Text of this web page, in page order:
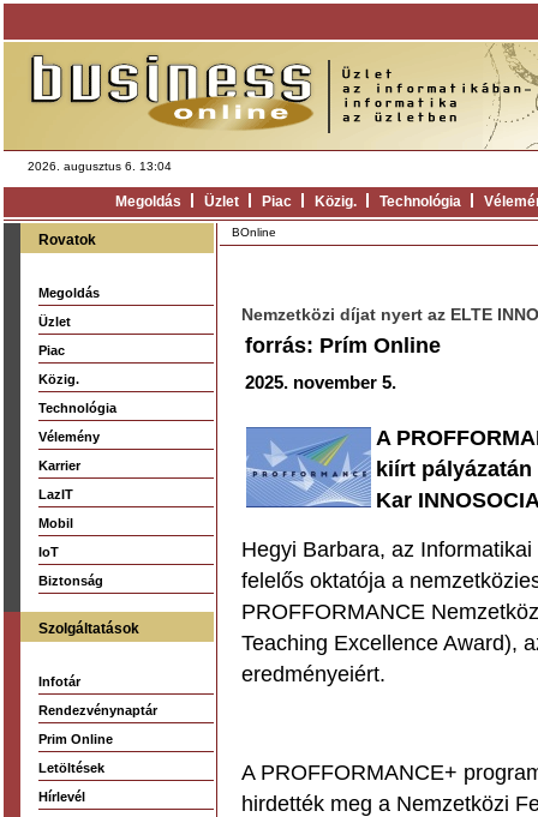
2026. augusztus 6. 13:04
Megoldás Üzlet Piac Közig. Technológia
Rovatok
Megoldás
Üzlet
Piac
Közig.
Technológia
Vélemény
Karrier
LazIT
Mobil
IoT
Biztonság
Szolgáltatások
Infotár
Rendezvénynaptár
Prim Online
Letöltések
Hírlevél
BOnline
Nemzetközi díjat nyert az ELTE
forrás: Prím Online
2025. november 5.
A
kiírt
Kar
Hegyi Barbara, az
felelős oktatója a
PROFFORMANCE
Teaching Excellence Award),
eredményeiért.
A PROFFORMANCE+
hirdették meg a Nemzetközi